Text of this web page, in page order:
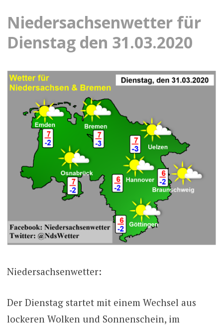
Niedersachsenwetter für
Dienstag den 31.03.2020
Niedersachsenwetter:
Der Dienstag startet mit einem Wechsel aus
lockeren Wolken und Sonnenschein, im